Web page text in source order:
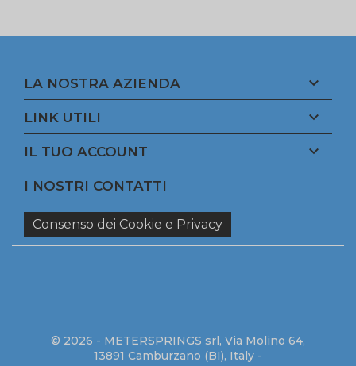
LA NOSTRA AZIENDA 
LINK UTILI 
IL TUO ACCOUNT 
I NOSTRI CONTATTI
Consenso dei Cookie e Privacy
© 2026 - METERSPRINGS srl, Via Molino 64,
13891 Camburzano (BI), Italy -